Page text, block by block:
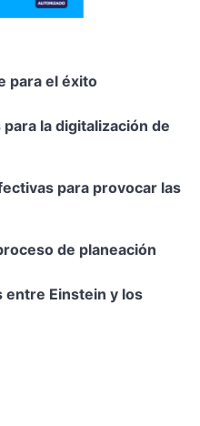
para el éxito
la digitalización de
para provocar las
de planeación
entre Einstein y los